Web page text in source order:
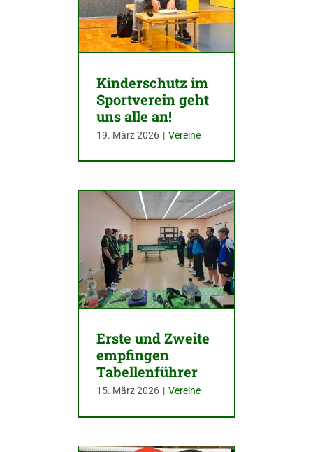
Kinderschutz im
Sportverein geht
uns alle an!
19. März 2026 | Vereine
Erste und Zweite
empfingen
Tabellenführer
15. März 2026 | Vereine